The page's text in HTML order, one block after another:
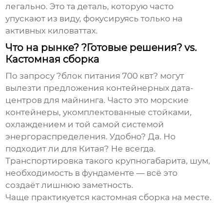
легально. Это та деталь, которую часто
упускают из виду, фокусируясь только на
активных киловаттах.
Что на рынке? ?Готовые решения? vs.
Кастомная сборка
По запросу ?блок питания 700 квт? могут
вылезти предложения контейнерных дата-
центров для майнинга. Часто это морские
контейнеры, укомплектованные стойками,
охлаждением и той самой системой
энергораспределения. Удобно? Да. Но
подходит ли для Китая? Не всегда.
Транспортировка такого крупногабарита, шум,
необходимость в фундаменте — всё это
создаёт лишнюю заметность.
Чаще практикуется кастомная сборка на месте.